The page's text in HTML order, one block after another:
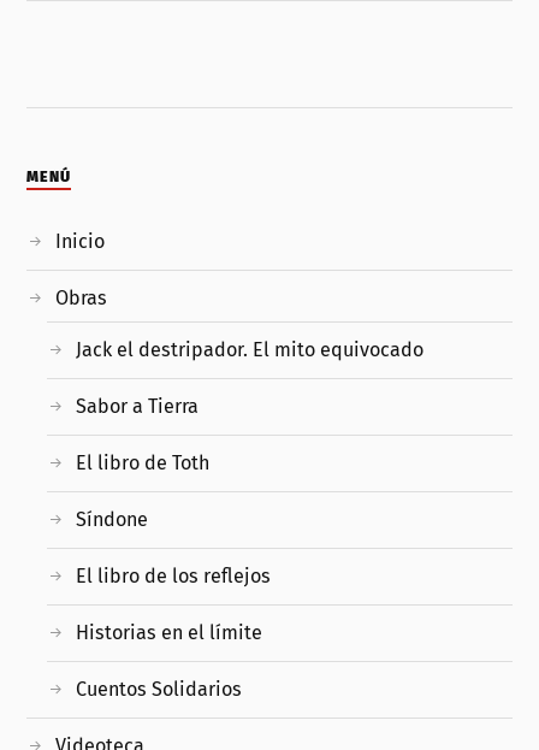
MENÚ
Inicio
Obras
Jack el destripador. El mito equivocado
Sabor a Tierra
El libro de Toth
Síndone
El libro de los reflejos
Historias en el límite
Cuentos Solidarios
Videoteca